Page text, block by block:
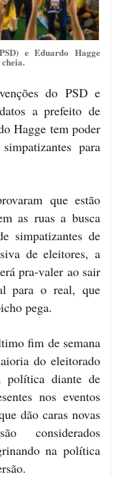
e Eduardo Hagge
do PSD e
a prefeito de
Hagge tem poder
para
que estão
as ruas a busca
simpatizantes de
de eleitores, a
pra-valer ao sair
para o real, que
pega.
fim de semana
do eleitorado
política diante de
nos eventos
dão caras novas
considerados
na política